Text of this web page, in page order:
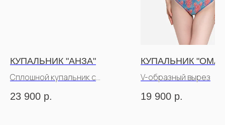
КУПАЛЬНИК "АНЗА"
Сплошной купальник с
23 900 р.
КУПАЛЬНИК
V-образный вырез
19 900 р.